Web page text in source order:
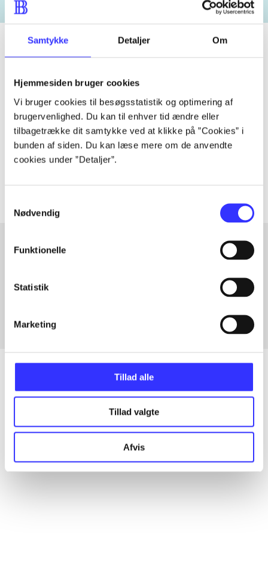
Samtykke Detaljer Om
Hjemmesiden bruger cookies
Vi bruger cookies til besøgsstatistik og optimering af
brugervenlighed. Du kan til enhver tid ændre eller
tilbagetrække dit samtykke ved at klikke på ”Cookies” i
bunden af siden. Du kan læse mere om de anvendte
cookies under ”Detaljer”.
Nødvendig
Funktionelle
Statistik
Marketing
Tillad alle
Tillad valgte
Afvis
Tidsskrift
Artiklen er en del af
lorem ipsum dolor sit amet ...
Tidsskrift
Artiklerne ihandler ofte om
Fra
Alle registrerede artikler fordelt på udgivelser